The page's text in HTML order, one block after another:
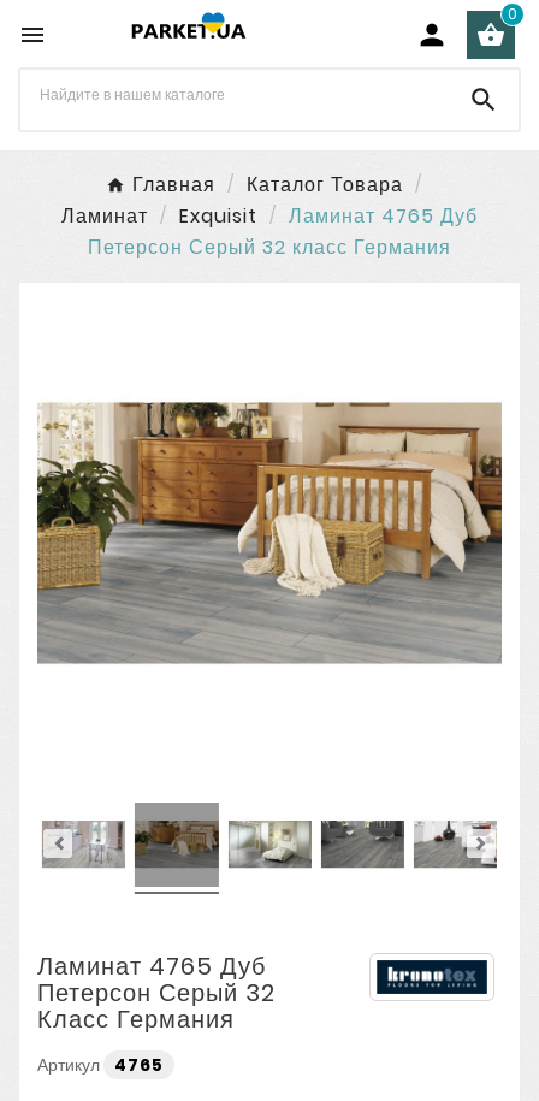
  
0

Главная
Каталог Товара
Ламинат
Exquisit
Ламинат 4765 Дуб
Петерсон Серый 32 класс Германия
Ламинат 4765 Дуб
Петерсон Серый 32
Класс Германия
Артикул 4765